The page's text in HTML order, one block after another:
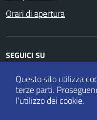
Orari di apertura
SEGUICI SU
FacebookTwitter
Questo sito utilizza
terze parti.
l'utilizzo dei cookie.